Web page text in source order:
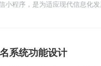
小程序，是为适应现代信息化
程，无需再通过传统繁琐的纸质
系统功能设计